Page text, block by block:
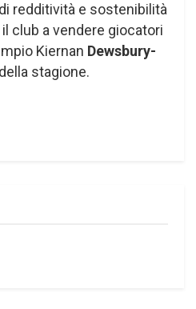
redditività e sostenibilità
club a vendere giocatori
Kiernan Dewsbury-
stagione.